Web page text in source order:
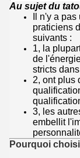
Au sujet du
Il n'y a
praticiens
suivants :
1, la
de
stricts
2, ont plus
3, les
embellit
Pourquoi